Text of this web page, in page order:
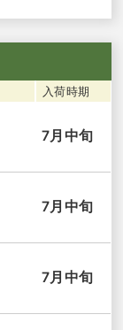
入荷時期
7月中旬
7月中旬
7月中旬